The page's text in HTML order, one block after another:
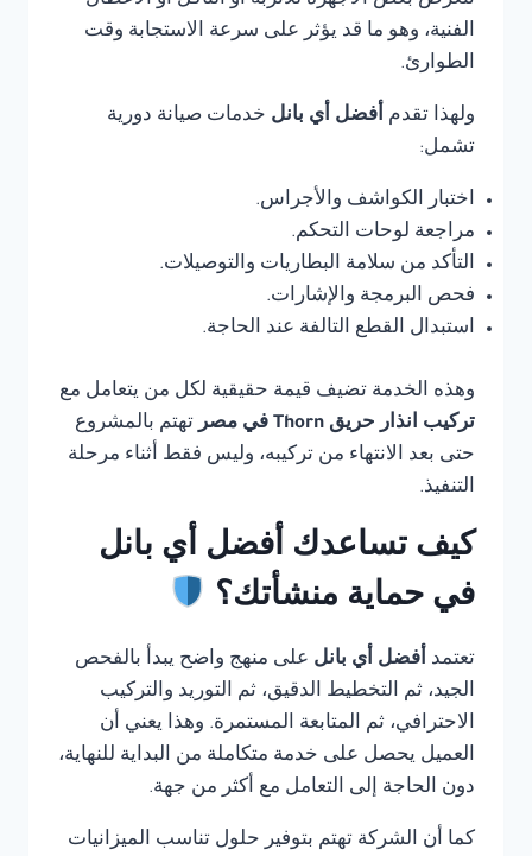
الفنية، وهو ما قد يؤثر على سرعة الاستجابة وقت
الطوارئ.
ولهذا تقدم أفضل أي بانل خدمات صيانة دورية
تشمل:
اختبار الكواشف والأجراس.
مراجعة لوحات التحكم.
التأكد من سلامة البطاريات والتوصيلات.
فحص البرمجة والإشارات.
استبدال القطع التالفة عند الحاجة.
وهذه الخدمة تضيف قيمة حقيقية لكل من يتعامل مع
تركيب انذار حريق Thorn في مصر
تهتم بالمشروع
حتى بعد الانتهاء من تركيبه، وليس فقط أثناء مرحلة
التنفيذ.
كيف تساعدك أفضل أي بانل
في حماية منشأتك؟
تعتمد أفضل أي بانل على منهج واضح يبدأ بالفحص
الجيد، ثم التخطيط الدقيق، ثم التوريد والتركيب
الاحترافي، ثم المتابعة المستمرة. وهذا يعني أن
العميل يحصل على خدمة متكاملة من البداية للنهاية،
دون الحاجة إلى التعامل مع أكثر من جهة.
كما أن الشركة تهتم بتوفير حلول تناسب الميزانيات